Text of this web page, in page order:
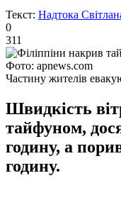
Текст: Надтока
0
311
Фото: apnews.com
Частину жителів
Швидкість
тайфуном,
годину, а
годину.